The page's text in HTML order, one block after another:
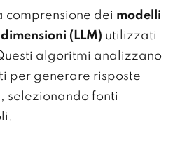
comprensione dei modelli
(LLM) utilizzati
algoritmi analizzano
per generare risposte
selezionando fonti